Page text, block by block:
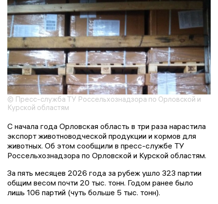
© Пресс-служба ТУ Россельхознадзора по Орловской и
Курской областям
С начала года Орловская область в три раза нарастила
экспорт животноводческой продукции и кормов для
животных. Об этом сообщили в пресс-службе ТУ
Россельхознадзора по Орловской и Курской областям.
За пять месяцев 2026 года за рубеж ушло 323 партии
общим весом почти 20 тыс. тонн. Годом ранее было
лишь 106 партий (чуть больше 5 тыс. тонн).